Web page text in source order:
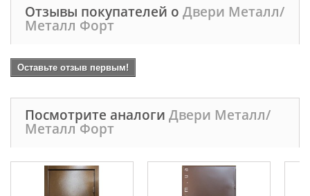
Отзывы покупателей о Двери Металл/
Металл Форт
Оставьте отзыв первым!
Посмотрите аналоги Двери Металл/
Металл Форт